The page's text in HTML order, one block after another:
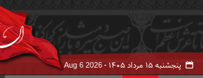
پنجشنبه ۱۵ مرداد ۱۴۰۵ - Aug 6 2026